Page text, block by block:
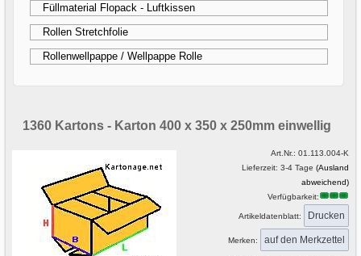
Füllmaterial Flopack - Luftkissen
Rollen Stretchfolie
Rollenwellpappe / Wellpappe Rolle
1360 Kartons - Karton 400 x 350 x 250mm einwellig
Art.Nr.: 01.113.004-K
Lieferzeit: 3-4 Tage (Ausland
abweichend)
Verfügbarkeit:
Artikeldatenblatt: Drucken
Merken: